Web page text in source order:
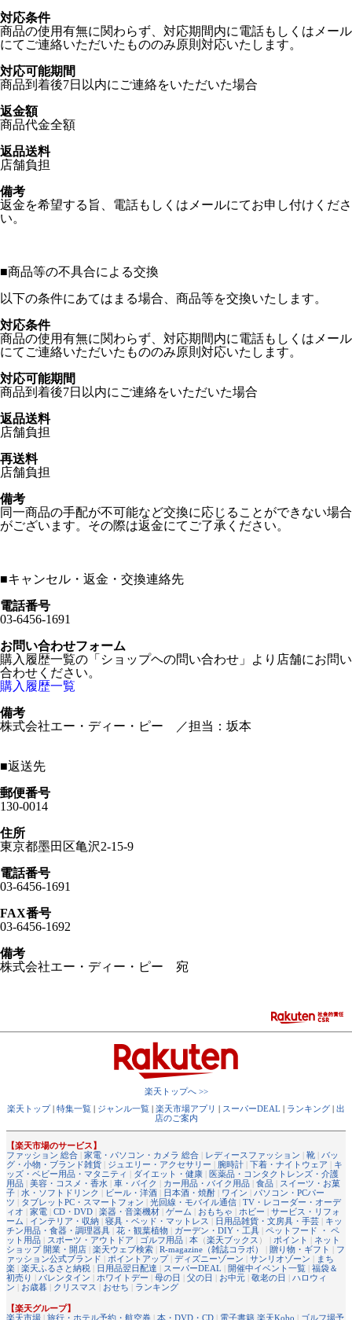
対応条件
商品の使用有無に関わらず、対応期間内に電話もしくはメール
にてご連絡いただいたもののみ原則対応いたします。
対応可能期間
商品到着後7日以内にご連絡をいただいた場合
返金額
商品代金全額
返品送料
店舗負担
備考
返金を希望する旨、電話もしくはメールにてお申し付けくださ
い。
■商品等の不具合による交換
以下の条件にあてはまる場合、商品等を交換いたします。
対応条件
商品の使用有無に関わらず、対応期間内に電話もしくはメール
にてご連絡いただいたもののみ原則対応いたします。
対応可能期間
商品到着後7日以内にご連絡をいただいた場合
返品送料
店舗負担
再送料
店舗負担
備考
同一商品の手配が不可能など交換に応じることができない場合
がございます。その際は返金にてご了承ください。
■キャンセル・返金・交換連絡先
電話番号
03-6456-1691
お問い合わせフォーム
購入履歴一覧の「ショップヘの問い合わせ」より店舗にお問い
合わせください。
購入履歴一覧
備考
株式会社エー・ディー・ピー ／担当：坂本
■返送先
郵便番号
130-0014
住所
東京都墨田区亀沢2-15-9
電話番号
03-6456-1691
FAX番号
03-6456-1692
備考
株式会社エー・ディー・ピー 宛
楽天トップへ >>
楽天トップ| 特集一覧 | ジャンル一覧 | 楽天市場アプリ | スーパーDEAL | ランキング | 出
店のご案内
【楽天市場のサービス】
ファッション 総合 | 家電・パソコン・カメラ 総合 | レディースファッション | 靴 | バッ
グ・小物・ブランド雑貨 | ジュエリー・アクセサリー | 腕時計 | 下着・ナイトウェア | キ
ッズ・ベビー用品・マタニティ | ダイエット・健康 | 医薬品・コンタクトレンズ・介護
用品 | 美容・コスメ・香水 | 車・バイク | カー用品・バイク用品 | 食品 | スイーツ・お菓
子 | 水・ソフトドリンク | ビール・洋酒 | 日本酒・焼酎 | ワイン | パソコン・PCパー
ツ | タブレットPC・スマートフォン | 光回線・モバイル通信 | TV・レコーダー・オーデ
ィオ | 家電 | CD・DVD | 楽器・音楽機材 | ゲーム | おもちゃ | ホビー | サービス・リフォ
ーム | インテリア・収納 | 寝具・ベッド・マットレス | 日用品雑貨・文房具・手芸 | キッ
チン用品・食器・調理器具 | 花・観葉植物 | ガーデン・DIY・工具 | ペットフード ・ ペ
ット用品 | スポーツ・アウトドア | ゴルフ用品 | 本 （楽天ブックス ） | ポイント | ネット
ショップ 開業・開店 | 楽天ウェブ検索 | R-magazine（雑誌コラボ） | 贈り物・ギフト | フ
ァッション公式ブランド | ポイントアップ| ディズニーゾーン | サンリオゾーン | まち
楽 | 楽天ふるさと納税 | 日用品翌日配達 | スーパーDEAL | 開催中イベント一覧 | 福袋＆
初売り | バレンタイン | ホワイトデー | 母の日 | 父の日 | お中元 | 敬老の日 | ハロウィ
ン | お歳暮 | クリスマス | おせち | ランキング
【楽天グループ】
楽天市場 | 旅行・ホテル予約・航空券 | 本・DVD・CD | 電子書籍 楽天Kobo | ゴルフ場予